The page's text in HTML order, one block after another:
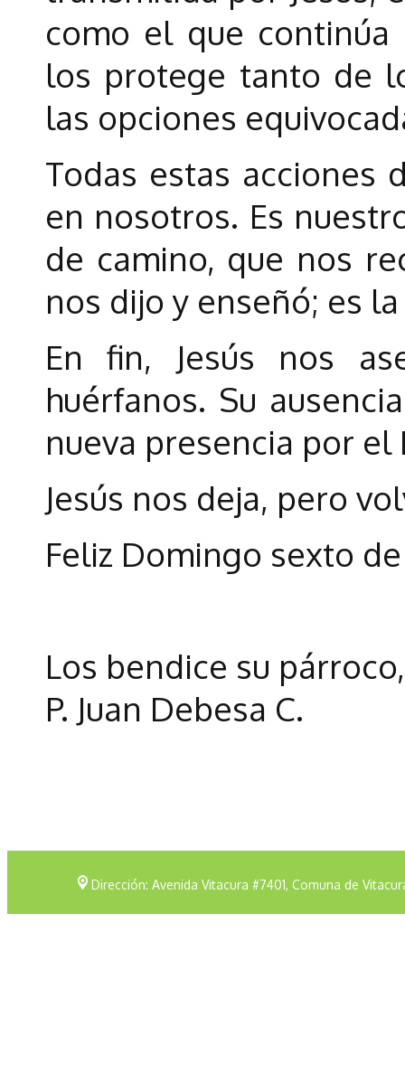
como el que
los protege tanto de
las opciones
Todas estas acciones
en nosotros. Es
de camino, que nos
nos dijo y enseñó; es
En fin, Jesús nos
huérfanos. Su
nueva presencia por el
Jesús nos deja, pero
Feliz Domingo sexto
Los bendice su párroco,
P. Juan Debesa C.
Dirección: Avenida Vitacura #7401, Comuna de